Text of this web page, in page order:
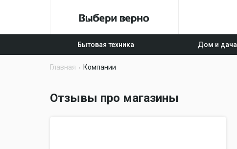
Бытовая техника Дом и дача
Главная Компании
Отзывы про магазины